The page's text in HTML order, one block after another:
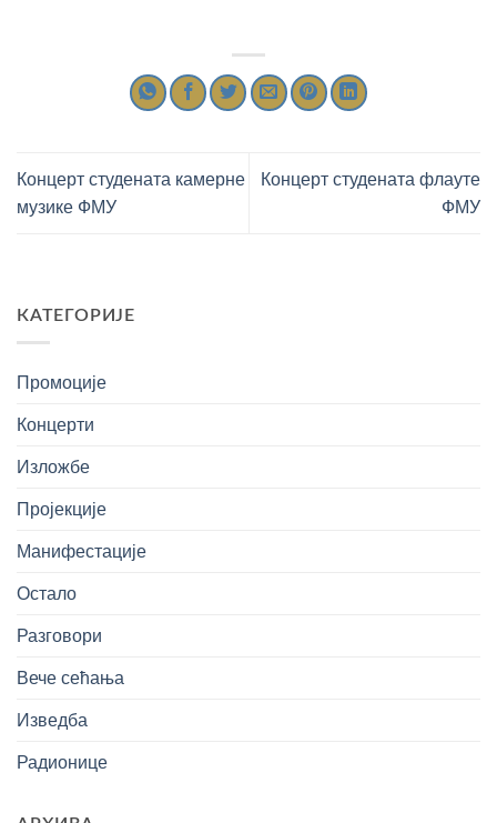
Концерт студената камерне
музике ФМУ
Концерт студената флауте
ФМУ
КАТЕГОРИЈЕ
Промоције
Концерти
Изложбе
Пројекције
Манифестације
Остало
Разговори
Вече сећања
Изведба
Радионице